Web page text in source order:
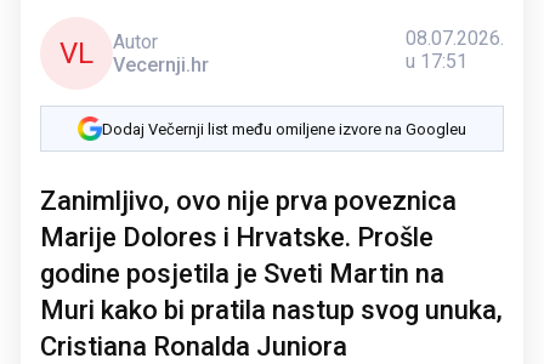
VL
Autor
Vecernji.hr
08.07.2026.
u 17:51
Dodaj Večernji list među omiljene izvore na Googleu
Zanimljivo, ovo nije prva poveznica
Marije Dolores i Hrvatske. Prošle
godine posjetila je Sveti Martin na
Muri kako bi pratila nastup svog unuka,
Cristiana Ronalda Juniora